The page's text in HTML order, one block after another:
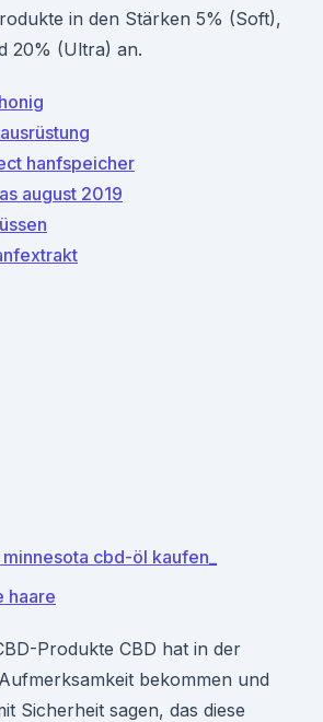
in den Stärken 5% (Soft),
20% (Ultra) an.
hanfspeicher
august 2019
cbd-öl kaufen_
haare
Produkte CBD hat in der
bekommen und
Sicherheit sagen, das diese